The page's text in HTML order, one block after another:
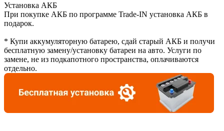
Установка АКБ
При покупке АКБ по программе Trade-IN установка АКБ в
подарок.
* Купи аккумуляторную батарею, сдай старый АКБ и получи
бесплатную замену/установку батареи на авто. Услуги по
замене, не из подкапотного пространства, оплачиваются
отдельно.